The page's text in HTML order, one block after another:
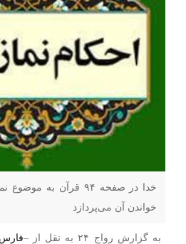
خدا در صفحه ۹۴ قرآن به
خواندن آن می‌پردازد
به گزارش رواج ۲۴ به نقل از –